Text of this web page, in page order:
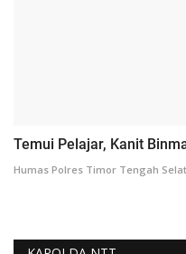
Temui Pelajar, Kanit
Humas Polres Timor Tengah